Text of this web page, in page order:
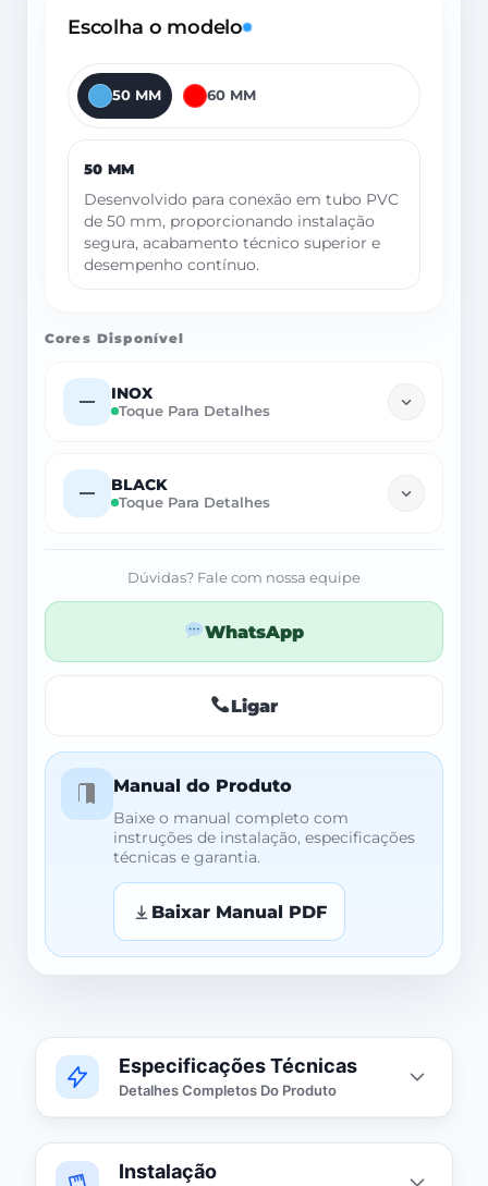
Escolha o modelo
50 MM 60 MM
50 MM
Desenvolvido para conexão em tubo PVC
de 50 mm, proporcionando instalação
segura, acabamento técnico superior e
desempenho contínuo.
Cores Disponível
—
INOX
Toque Para Detalhes
—
BLACK
Toque Para Detalhes
Dúvidas? Fale com nossa equipe
WhatsApp
Ligar
Manual do Produto
Baixe o manual completo com
instruções de instalação, especificações
técnicas e garantia.
Baixar Manual PDF
Especificações Técnicas
Detalhes Completos Do Produto
Sistema de Encaixe
Instalação